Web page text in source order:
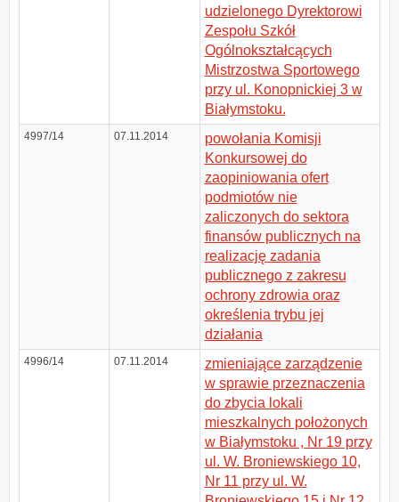
udzielonego Dyrektorowi
Zespołu Szkół
Ogólnokształcących
Mistrzostwa Sportowego
przy ul. Konopnickiej 3 w
Białymstoku.
4997/14 07.11.2014
powołania Komisji
Konkursowej do
zaopiniowania ofert
podmiotów nie
zaliczonych do sektora
finansów publicznych na
realizację zadania
publicznego z zakresu
ochrony zdrowia oraz
określenia trybu jej
działania
4996/14 07.11.2014
zmieniające zarządzenie
w sprawie przeznaczenia
do zbycia lokali
mieszkalnych położonych
w Białymstoku , Nr 19 przy
ul. W. Broniewskiego 10,
Nr 11 przy ul. W.